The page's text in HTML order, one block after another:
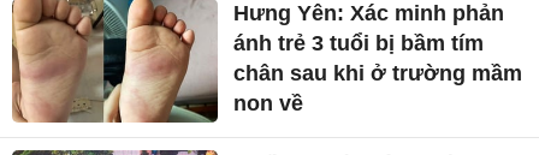
Hưng Yên: Xác minh phản
ánh trẻ 3 tuổi bị bầm tím
chân sau khi ở trường mầm
non về